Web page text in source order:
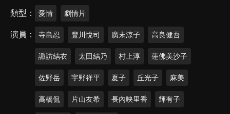
類型 愛情 劇情片
演員 寺島忍 豐川悅司 廣末涼子 高良健吾
諏訪結衣 太田結乃 村上淳 蓮佛美沙子
佐野岳 宇野祥平 夏子 丘光子 麻美
高橋侃 片山友希 長內映里香 輝有子